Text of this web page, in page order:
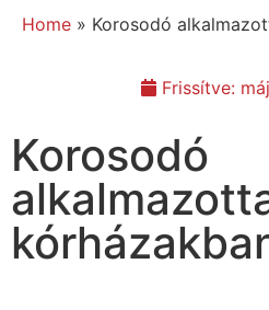
Home » Korosodó
Frissítve:
Korosodó